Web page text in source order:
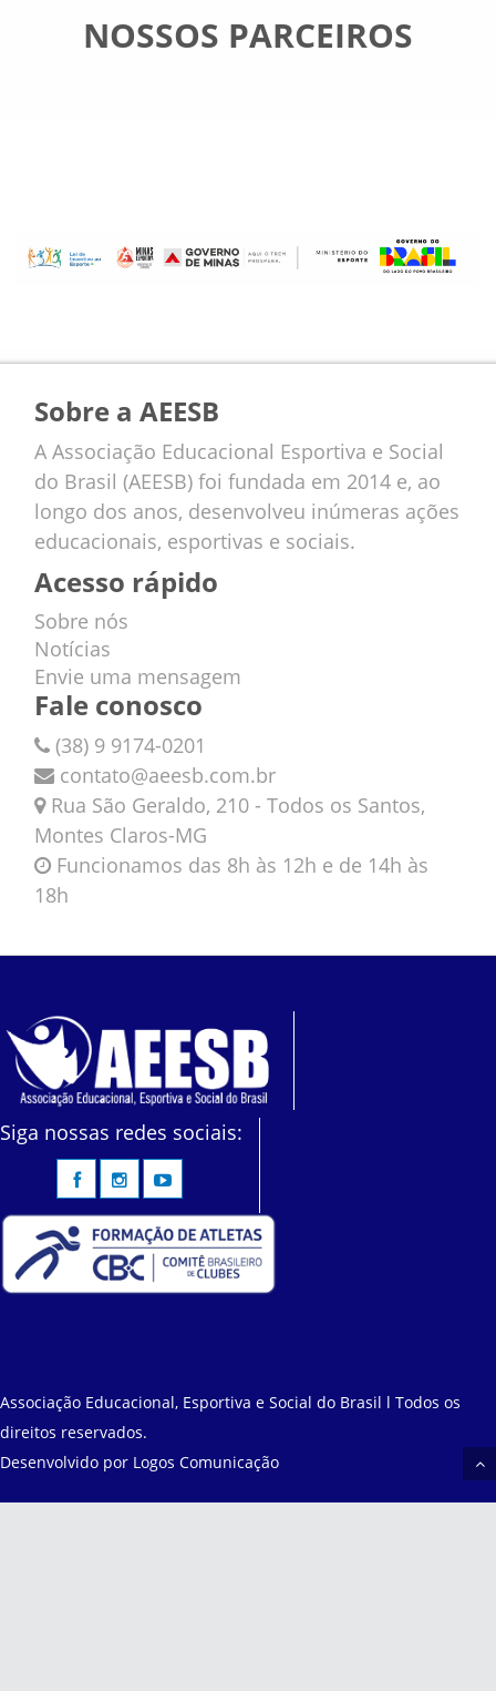
NOSSOS PARCEIROS
Sobre a AEESB
A Associação Educacional Esportiva e Social
do Brasil (AEESB) foi fundada em 2014 e, ao
longo dos anos, desenvolveu inúmeras ações
educacionais, esportivas e sociais.
Acesso rápido
Sobre nós
Notícias
Envie uma mensagem
Fale conosco
(38) 9 9174-0201
contato@aeesb.com.br
Rua São Geraldo, 210 - Todos os Santos,
Montes Claros-MG
Funcionamos das 8h às 12h e de 14h às
18h
Siga nossas redes sociais:
Associação Educacional, Esportiva e Social do Brasil l Todos os
direitos reservados.
Desenvolvido por Logos Comunicação